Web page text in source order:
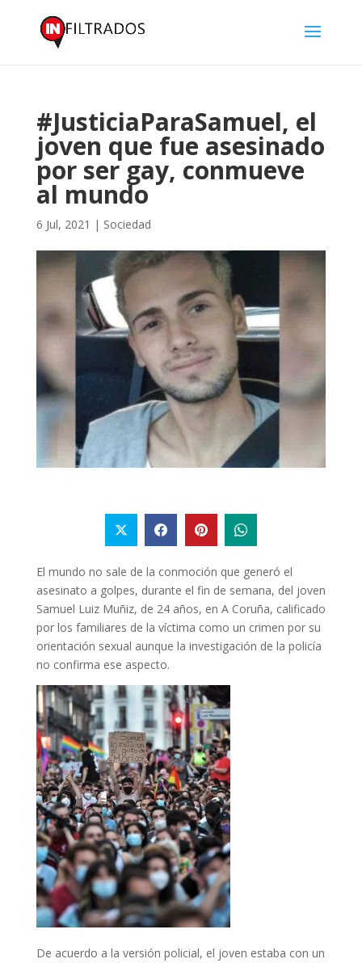
#JusticiaParaSamuel, el
joven que fue asesinado
por ser gay, conmueve
al mundo
6 Jul, 2021 | Sociedad
El mundo no sale de la conmoción que generó el
asesinato a golpes, durante el fin de semana, del joven
Samuel Luiz Muñiz, de 24 años, en A Coruña, calificado
por los familiares de la víctima como un crimen por su
orientación sexual aunque la investigación de la policía
no confirma ese aspecto.
De acuerdo a la versión policial, el joven estaba con un